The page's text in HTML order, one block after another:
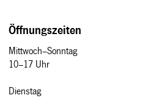
Öffnungszeiten
Mittwoch–Sonntag
10–17 Uhr
Dienstag